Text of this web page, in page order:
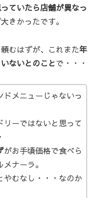
ていたら店舗が異なっ
きかったです。
むはずが、これまた年
ないとのことで・・・
ドメニューじゃないっ
リーではないと思って
がお手頃価格で食べら
ナーラ。
やむなし・・・なのか